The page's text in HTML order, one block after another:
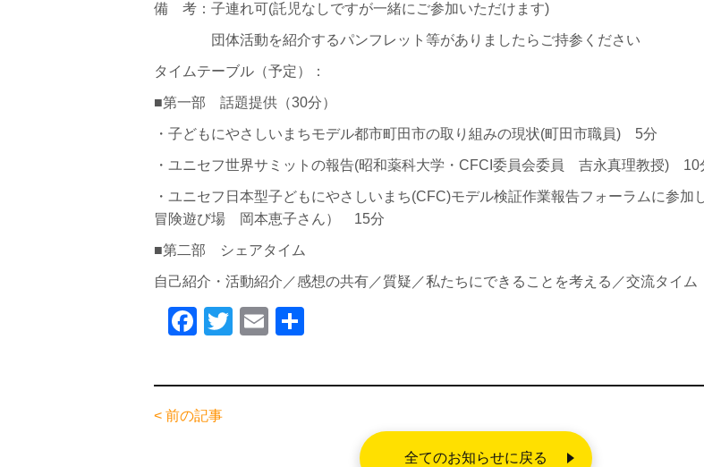
備 考：子連れ可(託児なしですが一緒にご参加いただけます)
団体活動を紹介するパンフレット等がありましたらご持参ください
タイムテーブル（予定）：
■第一部 話題提供（30分）
・子どもにやさしいまちモデル都市町田市の取り組みの現状(町田市職員) 5分
・ユニセフ世界サミットの報告(昭和薬科大学・CFCI委員会委員 吉永真理教授) 10
・ユニセフ日本型子どもにやさしいまち(CFC)モデル検証作業報告フォーラムに参加
冒険遊び場 岡本恵子さん） 15分
■第二部 シェアタイム
自己紹介・活動紹介／感想の共有／質疑／私たちにできることを考える／交流タイム
F
c
e
T
tt
E
ail
< 前の記事
全てのお知らせに戻る